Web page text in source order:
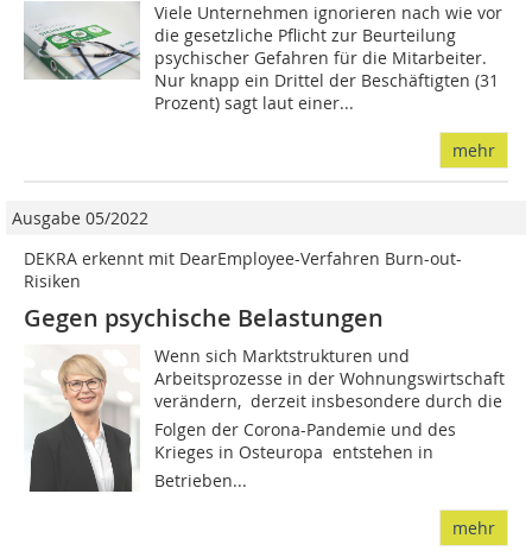
Viele Unternehmen ignorieren nach wie vor
die gesetzliche Pflicht zur Beurteilung
psychischer Gefahren für die Mitarbeiter.
Nur knapp ein Drittel der Beschäftigten (31
Prozent) sagt laut einer...
mehr
Ausgabe 05/2022
DEKRA erkennt mit DearEmployee-Verfahren Burn-out-
Risiken
Gegen psychische Belastungen
Wenn sich Marktstrukturen und
Arbeitsprozesse in der Wohnungswirtschaft
verändern,  derzeit insbesondere durch die
Folgen der Corona-Pandemie und des
Krieges in Osteuropa  entstehen in
Betrieben...
mehr